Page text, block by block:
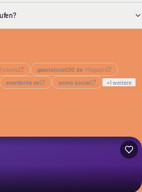
gaesteliste030.de· Magazin
eventbrite.es somo.social +1 weitere